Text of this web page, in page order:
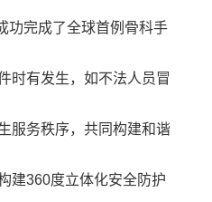
功完成了全球首例骨科手
时有发生，如不法人员冒
服务秩序，共同构建和谐
建360度立体化安全防护